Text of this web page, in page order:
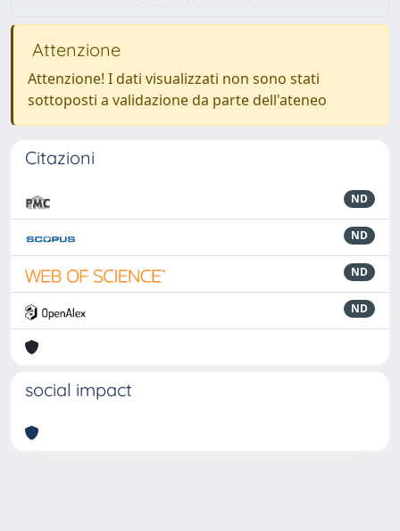
Attenzione
Attenzione! I dati visualizzati non sono stati
sottoposti a validazione da parte dell'ateneo
Citazioni
ND
ND
ND
ND
social impact